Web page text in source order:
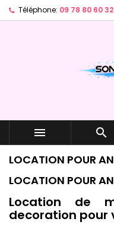
Téléphone: 09 78 80 60 32
 
LOCATION POUR
LOCATION POUR
Location de
decoration pour
Ajouter à
Créer une
Nom de la liste
Connexion
Vous devez être
à votre liste d'envies.